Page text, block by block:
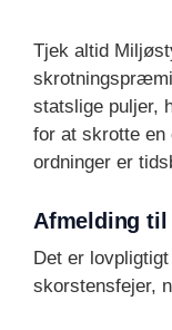
Tjek altid
statslige puljer,
for at skrotte
ordninger er
Afmelding til
Det er
skorstensfejer,